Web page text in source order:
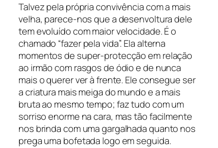
Talvez pela própria convivência com a mais
velha, parece-nos que a desenvoltura dele
tem evoluído com maior velocidade. É o
chamado “fazer pela vida”. Ela alterna
momentos de super-protecção em relação
ao irmão com rasgos de ódio e de nunca
mais o querer ver à frente. Ele consegue ser
a criatura mais meiga do mundo e a mais
bruta ao mesmo tempo; faz tudo com um
sorriso enorme na cara, mas tão facilmente
nos brinda com uma gargalhada quanto nos
prega uma bofetada logo em seguida.